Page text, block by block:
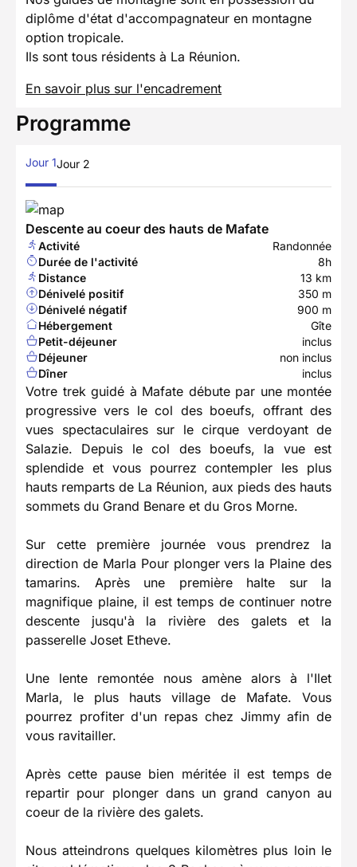
diplôme d'état d'accompagnateur en montagne
option tropicale.
Ils sont tous résidents à La Réunion.
En savoir plus sur l'encadrement
Programme
Jour 1Jour 2
Descente au coeur des hauts de Mafate
Activité
Randonnée
Durée de l'activité
8h
Distance
13 km
Dénivelé positif
350 m
Dénivelé négatif
900 m
Hébergement
Gîte
Petit-déjeuner
inclus
Déjeuner
non inclus
Dîner
inclus
Votre trek guidé à Mafate débute par une montée
progressive vers le col des boeufs, offrant des
vues spectaculaires sur le cirque verdoyant de
Salazie. Depuis le col des boeufs, la vue est
splendide et vous pourrez contempler les plus
hauts remparts de La Réunion, aux pieds des hauts
sommets du Grand Benare et du Gros Morne.
Sur cette première journée vous prendrez la
direction de Marla Pour plonger vers la Plaine des
tamarins. Après une première halte sur la
magnifique plaine, il est temps de continuer notre
descente jusqu'à la rivière des galets et la
passerelle Joset Etheve.
Une lente remontée nous amène alors à l'Ilet
Marla, le plus hauts village de Mafate. Vous
pourrez profiter d'un repas chez Jimmy afin de
vous ravitailler.
Après cette pause bien méritée il est temps de
repartir pour plonger dans un grand canyon au
coeur de la rivière des galets.
Nous atteindrons quelques kilomètres plus loin le